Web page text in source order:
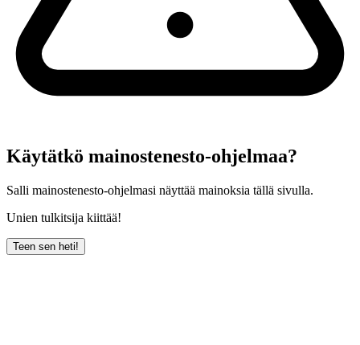
Käytätkö mainostenesto-ohjelmaa?
Salli mainostenesto-ohjelmasi näyttää mainoksia tällä sivulla.
Unien tulkitsija kiittää!
Teen sen heti!